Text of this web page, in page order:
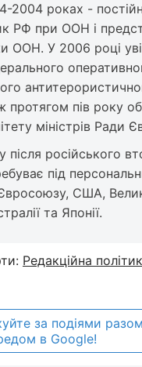
2004 роках -
РФ при ООН і
ООН. У 2006 році
протягом пів року
міністрів Ради
після російського
під
США,
та Японії.
Редакційна
за подіями
в Google!